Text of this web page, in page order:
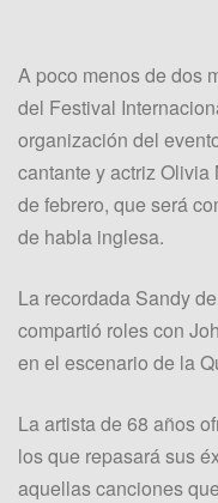
A poco menos de dos
del Festival
organización del
cantante y actriz
de febrero, que será
de habla inglesa.
La recordada Sandy
compartió roles con
en el escenario de la
La artista de 68 años
los que repasará sus
aquellas canciones